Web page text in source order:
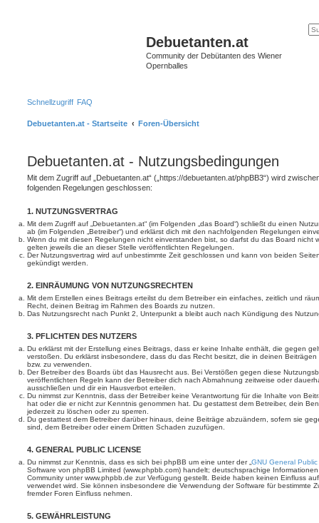
Debuetanten.at
Community der Debütanten des Wiener
Opernballes
Schnellzugriff FAQ
Debuetanten.at - Startseite Foren-Übersicht
Debuetanten.at - Nutzungsbedingungen
Mit dem Zugriff auf „Debuetanten.at“ („https://debuetanten.at/phpBB3“) wird
folgenden Regelungen geschlossen:
1. NUTZUNGSVERTRAG
Mit dem Zugriff auf „Debuetanten.at“ (im Folgenden „das Board“) schließt du einen
ab (im Folgenden „Betreiber“) und erklärst dich mit den nachfolgenden Regelungen
Wenn du mit diesen Regelungen nicht einverstanden bist, so darfst du das Board nicht
gelten jeweils die an dieser Stelle veröffentlichten Regelungen.
Der Nutzungsvertrag wird auf unbestimmte Zeit geschlossen und kann von beiden
gekündigt werden.
2. EINRÄUMUNG VON NUTZUNGSRECHTEN
Mit dem Erstellen eines Beitrags erteilst du dem Betreiber ein einfaches, zeitlich und
Recht, deinen Beitrag im Rahmen des Boards zu nutzen.
Das Nutzungsrecht nach Punkt 2, Unterpunkt a bleibt auch nach Kündigung des
3. PFLICHTEN DES NUTZERS
Du erklärst mit der Erstellung eines Beitrags, dass er keine Inhalte enthält, die gegen
verstoßen. Du erklärst insbesondere, dass du das Recht besitzt, die in deinen
bzw. zu verwenden.
Der Betreiber des Boards übt das Hausrecht aus. Bei Verstößen gegen diese
veröffentlichten Regeln kann der Betreiber dich nach Abmahnung zeitweise oder
ausschließen und dir ein Hausverbot erteilen.
Du nimmst zur Kenntnis, dass der Betreiber keine Verantwortung für die Inhalte von
hat oder die er nicht zur Kenntnis genommen hat. Du gestattest dem Betreiber, dein
jederzeit zu löschen oder zu sperren.
Du gestattest dem Betreiber darüber hinaus, deine Beiträge abzuändern, sofern sie
sind, dem Betreiber oder einem Dritten Schaden zuzufügen.
4. GENERAL PUBLIC LICENSE
Du nimmst zur Kenntnis, dass es sich bei phpBB um eine unter der „ GNU General
Software von phpBB Limited (www.phpbb.com) handelt; deutschsprachige
Community unter www.phpbb.de zur Verfügung gestellt. Beide haben keinen Einfluss
verwendet wird. Sie können insbesondere die Verwendung der Software für bestimmte
fremder Foren Einfluss nehmen.
5. GEWÄHRLEISTUNG